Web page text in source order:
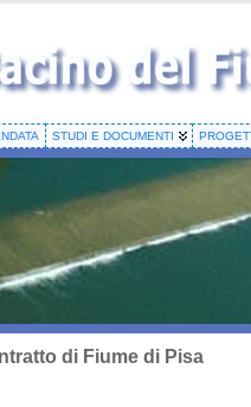
STUDI E DOCUMENTI
di Fiume di Pisa